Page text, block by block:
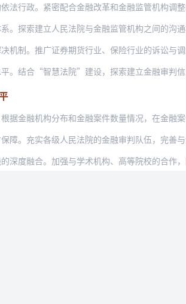
配合金融改革和金融监管机构调整的要求，维护金融监管
民法院与金融监管机构之间的沟通机制，定期通报涉及金
券期货行业、保险行业的诉讼与调解对接机制的成功经验
法院”建设，探索建立金融审判信息平台，研究建立以金
布和金融案件数量情况，在金融案件相对集中的地区选择
人民法院的金融审判队伍，完善与金融监管机构交流挂职
强与学术机构、高等院校的合作，围绕金融审判实务问题